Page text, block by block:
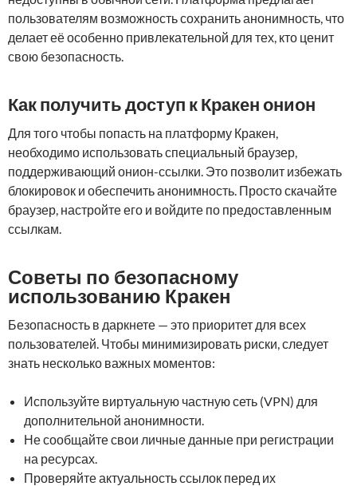
пользователям возможность сохранить анонимность, что
делает её особенно привлекательной для тех, кто ценит
свою безопасность.
Как получить доступ к Кракен онион
Для того чтобы попасть на платформу Кракен,
необходимо использовать специальный браузер,
поддерживающий онион-ссылки. Это позволит избежать
блокировок и обеспечить анонимность. Просто скачайте
браузер, настройте его и войдите по предоставленным
ссылкам.
Советы по безопасному
использованию Кракен
Безопасность в даркнете — это приоритет для всех
пользователей. Чтобы минимизировать риски, следует
знать несколько важных моментов:
Используйте виртуальную частную сеть (VPN) для
дополнительной анонимности.
Не сообщайте свои личные данные при регистрации
на ресурсах.
Проверяйте актуальность ссылок перед их